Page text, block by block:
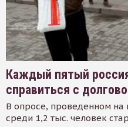
Каждый пятый
справиться с
В опросе, проведенном на
среди 1,2 тыс. человек